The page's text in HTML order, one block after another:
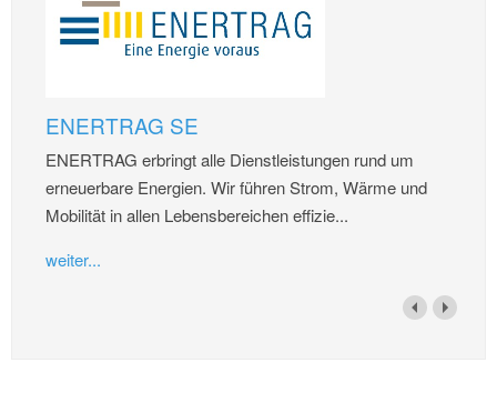
ENERTRAG SE
ENERTRAG erbringt alle Dienstleistungen rund um
erneuerbare Energien. Wir führen Strom, Wärme und
Mobilität in allen Lebensbereichen effizie...
weiter...